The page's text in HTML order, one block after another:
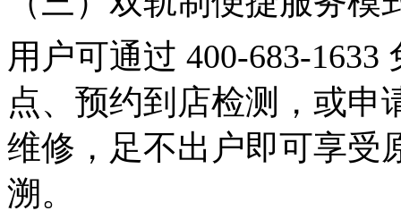
用户可通过 400-683-
点、预约到店检测，或申
维修，足不出户即可享受
溯。